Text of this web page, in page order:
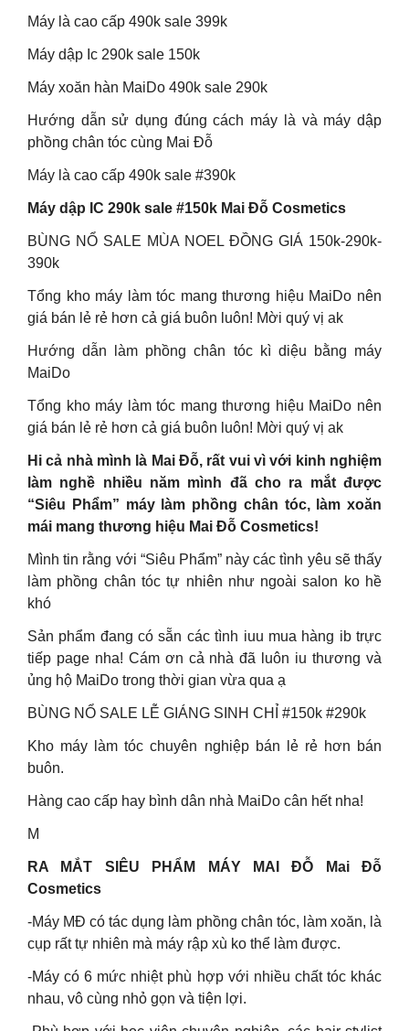
Máy là cao cấp 490k sale 399k
Máy dập Ic 290k sale 150k
Máy xoăn hàn MaiDo 490k sale 290k
Hướng dẫn sử dụng đúng cách máy là và máy dập
phồng chân tóc cùng Mai Đỗ
Máy là cao cấp 490k sale #390k
Máy dập IC 290k sale #150k Mai Đỗ Cosmetics
BÙNG NỔ SALE MÙA NOEL ĐỒNG GIÁ 150k-290k-
390k
Tổng kho máy làm tóc mang thương hiệu MaiDo nên
giá bán lẻ rẻ hơn cả giá buôn luôn! Mời quý vị ak
Hướng dẫn làm phồng chân tóc kì diệu bằng máy
MaiDo
Tổng kho máy làm tóc mang thương hiệu MaiDo nên
giá bán lẻ rẻ hơn cả giá buôn luôn! Mời quý vị ak
Hi cả nhà mình là Mai Đỗ, rất vui vì với kinh nghiệm
làm nghề nhiều năm mình đã cho ra mắt được
“Siêu Phẩm” máy làm phồng chân tóc, làm xoăn
mái mang thương hiệu Mai Đỗ Cosmetics!
Mình tin rằng với “Siêu Phẩm” này các tình yêu sẽ thấy
làm phồng chân tóc tự nhiên như ngoài salon ko hề
khó
Sản phẩm đang có sẵn các tình iuu mua hàng ib trực
tiếp page nha! Cám ơn cả nhà đã luôn iu thương và
ủng hộ MaiDo trong thời gian vừa qua ạ
BÙNG NỔ SALE LỄ GIÁNG SINH CHỈ #150k #290k
Kho máy làm tóc chuyên nghiệp bán lẻ rẻ hơn bán
buôn.
Hàng cao cấp hay bình dân nhà MaiDo cân hết nha!
M
RA MẮT SIÊU PHẨM MÁY MAI ĐỖ Mai Đỗ
Cosmetics
-Máy MĐ có tác dụng làm phồng chân tóc, làm xoăn, là
cụp rất tự nhiên mà máy rập xù ko thể làm được.
-Máy có 6 mức nhiệt phù hợp với nhiều chất tóc khác
nhau, vô cùng nhỏ gọn và tiện lợi.